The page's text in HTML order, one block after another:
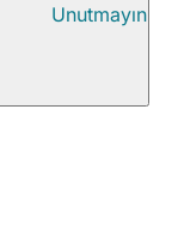
Unutmayın